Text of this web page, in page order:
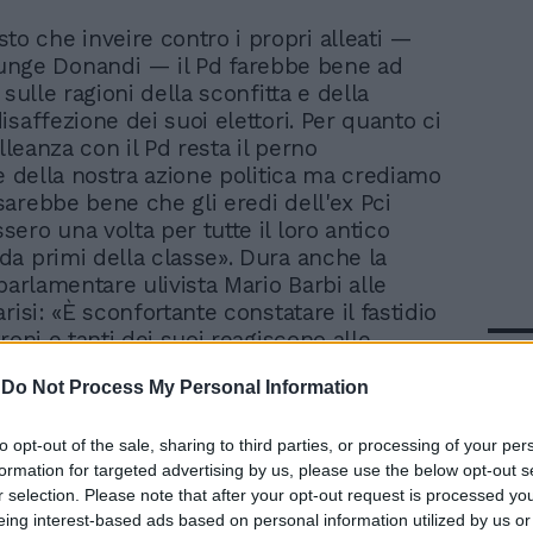
Do Not Process My Personal Information
opt-out of the sale, sharing to third parties, or processing of your
for targeted advertising by us, please use the below opt-out
selection. Please note that after your opt-out request is processed
interest-based ads based on personal information utilized by us
che inveire contro i propri alleati —
Donandi — il Pd farebbe bene ad
ragioni della sconfitta e della
dei suoi elettori. Per quanto ci
con il Pd resta il perno
della nostra azione politica ma crediamo
bene che gli eredi dell'ex Pci
una volta per tutte il loro antico
primi della classe». Dura anche la
ulivista Mario Barbi alle
«È sconfortante constatare il fastidio
e tanti dei suoi reagiscono alle
che, nel suo attuale gruppo di
un tempo andato».
In